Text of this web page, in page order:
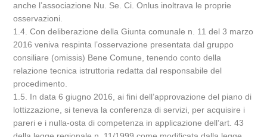
anche l’associazione Nu. Se. Ci. Onlus inoltrava le proprie
osservazioni.
1.4. Con deliberazione della Giunta comunale n. 11 del 3 marzo
2016 veniva respinta l’osservazione presentata dal gruppo
consiliare (omissis) Bene Comune, tenendo conto della
relazione tecnica istruttoria redatta dal responsabile del
procedimento.
1.5. In data 6 giugno 2016, ai fini dell’approvazione del piano di
lottizzazione, si teneva la conferenza di servizi, per acquisire i
pareri e i nulla-osta di competenza in applicazione dell’art. 43